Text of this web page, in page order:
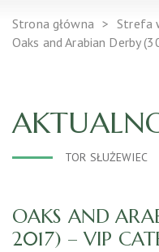
Strona główna Strefa
Oaks and Arabian Derby
TOR SŁUŻEWIEC
OAKS AND
2017) – VIP